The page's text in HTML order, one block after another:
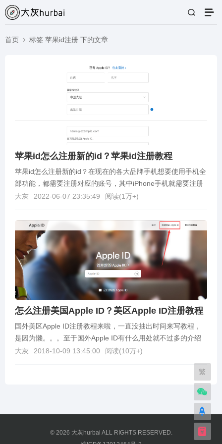
首页 标签 苹果id注册 下的文章
苹果id怎么注册新的id？苹果id注册教程
苹果id怎么注册新的id？在现在的各大品牌手机想要使用手机全
部功能，都需要注册对应的账号，其中iPhone手机就需要注册
一个Apple ID账号，那我们没有或者...
大灰 2022-06-07 23:35:49 阅读(1万+)
怎么注册美国Apple ID？美区Apple ID注册教程
国外美区Apple ID注册教程来啦，一直没抽出时间来写教程，
是因为懒。。。至于国外Apple ID有什么用处就不过多的介绍
了，需要的人自然是知道，不知道的百度...
大灰 2018-10-09 13:45:00 阅读(10万+)
© 2026 大灰hurbai ALL RIGHTS RESERVED.
繁